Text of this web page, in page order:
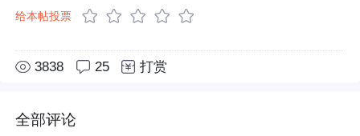
给本帖投票
3838 25 打赏
全部评论